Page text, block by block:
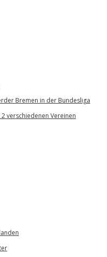
Bremen in der Bundesliga
verschiedenen Vereinen